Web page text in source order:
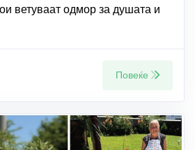
ветуваат одмор за душата и
Повеќе